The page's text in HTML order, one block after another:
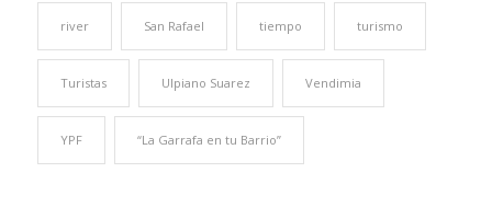
river San Rafael tiempo turismo
Turistas Ulpiano Suarez Vendimia
YPF “La Garrafa en tu Barrio”